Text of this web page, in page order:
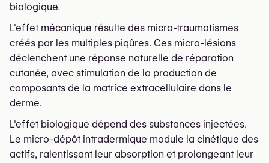
biologique.
L'effet mécanique résulte des micro-traumatismes
créés par les multiples piqûres. Ces micro-lésions
déclenchent une réponse naturelle de réparation
cutanée, avec stimulation de la production de
composants de la matrice extracellulaire dans le
derme.
L'effet biologique dépend des substances injectées.
Le micro-dépôt intradermique module la cinétique des
actifs, ralentissant leur absorption et prolongeant leur